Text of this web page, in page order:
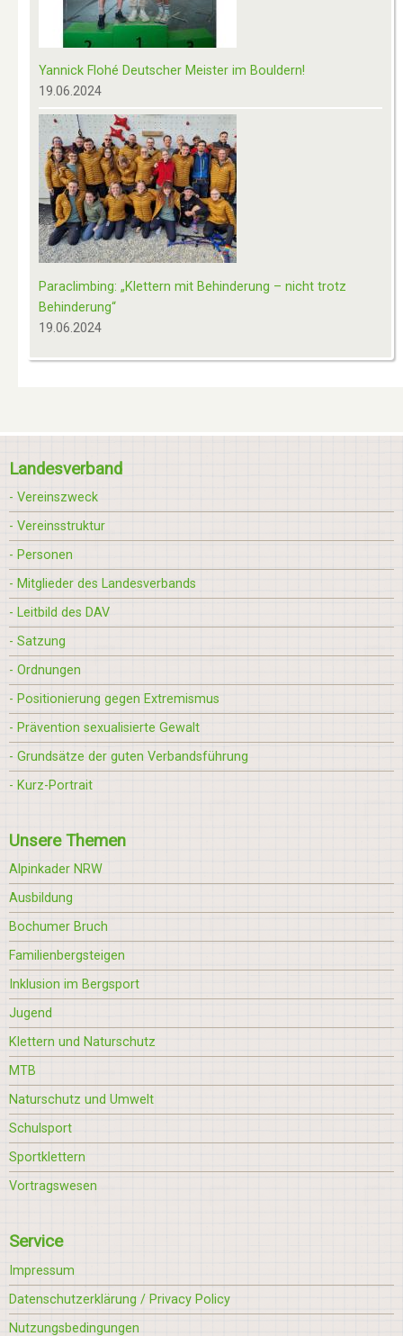
Yannick Flohé Deutscher Meister im Bouldern!
19.06.2024
Paraclimbing: „Klettern mit Behinderung – nicht trotz
Behinderung“
19.06.2024
Landesverband
- Vereinszweck
- Vereinsstruktur
- Personen
- Mitglieder des Landesverbands
- Leitbild des DAV
- Satzung
- Ordnungen
- Positionierung gegen Extremismus
- Prävention sexualisierte Gewalt
- Grundsätze der guten Verbandsführung
- Kurz-Portrait
Unsere Themen
Alpinkader NRW
Ausbildung
Bochumer Bruch
Familienbergsteigen
Inklusion im Bergsport
Jugend
Klettern und Naturschutz
MTB
Naturschutz und Umwelt
Schulsport
Sportklettern
Vortragswesen
Service
Impressum
Datenschutzerklärung / Privacy Policy
Nutzungsbedingungen